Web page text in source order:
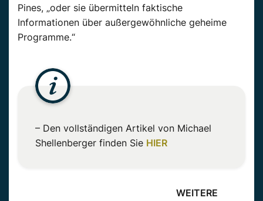
Pines, „oder sie übermitteln faktische
Informationen über außergewöhnliche geheime
Programme.“
– Den vollständigen Artikel von Michael
Shellenberger finden Sie HIER
WEITERE